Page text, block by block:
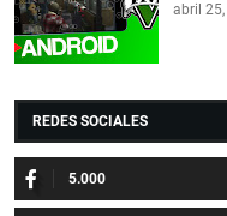
abril
REDES SOCIALES
5.000